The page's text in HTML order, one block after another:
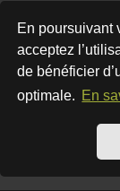
En poursuivant
acceptez
de bénéficier
optimale. En
Comment
sujets ?
Vos propres
« Afficher vos
soit en cliquant sur
sur la page de votre
« Raccourcis »
recherche de vos
remplissez